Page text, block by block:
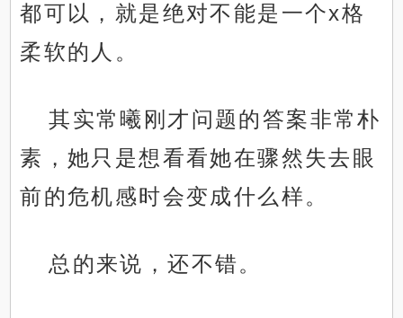
都可以，就是绝对不能是一个x格
柔软的人。
其实常曦刚才问题的答案非常朴
素，她只是想看看她在骤然失去眼
前的危机感时会变成什么样。
总的来说，还不错。